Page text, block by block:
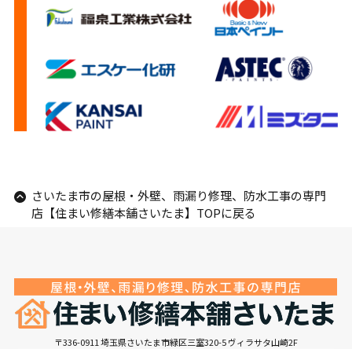
さいたま市の屋根・外壁、雨漏り修理、防水工事の専門
店【住まい修繕本舗さいたま】TOPに戻る
〒336-0911 埼玉県さいたま市緑区三室320-5 ヴィラサタ山崎2F